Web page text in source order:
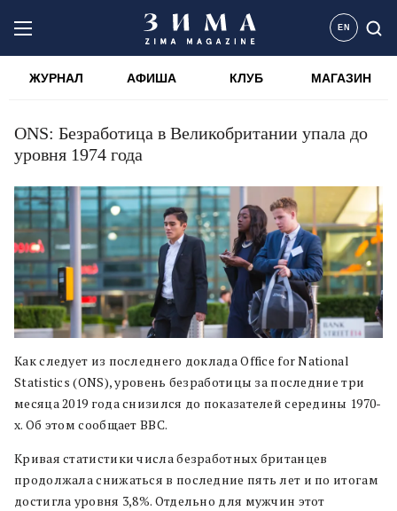
EN
ЖУРНАЛ АФИША КЛУБ МАГАЗИН
ONS: Безработица в Великобритании упала до
уровня 1974 года
Как следует из последнего доклада Office for National
Statistics (ONS), уровень безработицы за последние три
месяца 2019 года снизился до показателей середины 1970-
х. Об этом сообщает BBC.
Кривая статистики числа безработных британцев
продолжала снижаться в последние пять лет и по итогам
достигла уровня 3,8%. Отдельно для мужчин этот